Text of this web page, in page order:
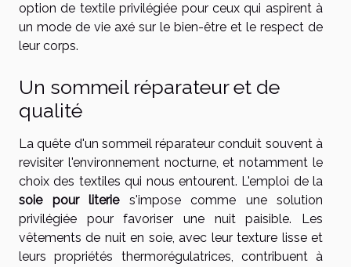
option de textile privilégiée pour ceux qui aspirent à
un mode de vie axé sur le bien-être et le respect de
leur corps.
Un sommeil réparateur et de
qualité
La quête d'un sommeil réparateur conduit souvent à
revisiter l'environnement nocturne, et notamment le
choix des textiles qui nous entourent. L'emploi de la
soie pour literies'impose comme une solution
privilégiée pour favoriser une nuit paisible. Les
vêtements de nuit en soie, avec leur texture lisse et
leurs propriétés thermorégulatrices, contribuent à